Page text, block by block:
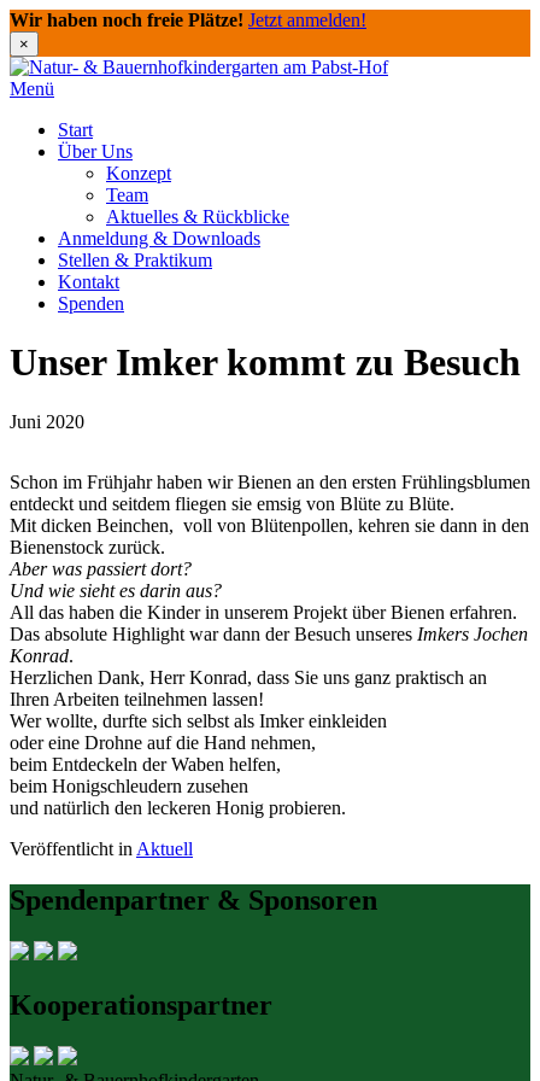
Wir haben noch freie Plätze! Jetzt anmelden!
×
Direkt
zum
Menü
Start
Über Uns
Konzept
Team
Aktuelles & Rückblicke
Anmeldung & Downloads
Stellen & Praktikum
Kontakt
Spenden
Unser Imker kommt zu Besuch
Juni 2020
Schon im Frühjahr haben wir Bienen an den ersten Frühlingsblumen
entdeckt und seitdem fliegen sie emsig von Blüte zu Blüte.
Mit dicken Beinchen, voll von Blütenpollen, kehren sie dann in den
Bienenstock zurück.
Aber was passiert dort?
Und wie sieht es darin aus?
All das haben die Kinder in unserem Projekt über Bienen erfahren.
Das absolute Highlight war dann der Besuch unseres Imkers Jochen
Konrad.
Herzlichen Dank, Herr Konrad, dass Sie uns ganz praktisch an
Ihren Arbeiten teilnehmen lassen!
Wer wollte, durfte sich selbst als Imker einkleiden
oder eine Drohne auf die Hand nehmen,
beim Entdeckeln der Waben helfen,
beim Honigschleudern zusehen
und natürlich den leckeren Honig probieren.
Veröffentlicht in Aktuell
Spendenpartner & Sponsoren
Kooperationspartner